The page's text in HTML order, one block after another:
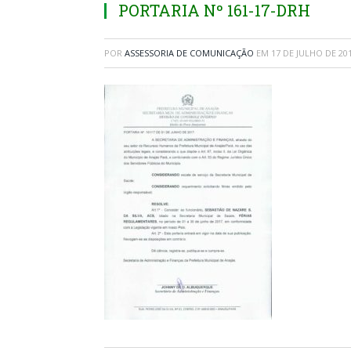
PORTARIA Nº 161-17-DRH
POR ASSESSORIA DE COMUNICAÇÃO EM 17 DE JULHO DE